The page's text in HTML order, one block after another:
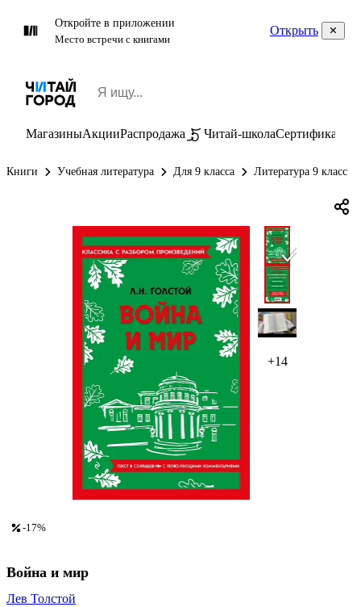
Откройте в приложении
Место встречи с книгами
Открыть
МагазиныАкцииРаспродажа Читай-школаСертификаты
Книги Учебная литература Для 9 класса Литература 9 класс
+14
-17%
Война и мир
Лев Толстой